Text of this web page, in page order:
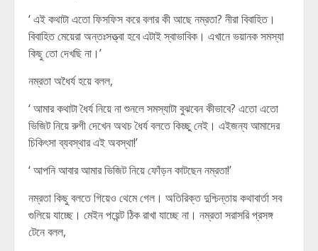
‘ এই কথাটা এতো ফিসফিস করে বলার কী আছে নম্রতা? নীরা বিবাহিত।
বিবাহিত মেয়েরা অন্তঃসত্ত্বা হবে এটাই স্বাভাবিক। এখানে ভয়ানক সমস্যা
কিছু তো দেখছি না।’
নম্রতা অধৈর্য হয়ে বলল,
‘ আমার কথাটা ধৈর্য নিয়ে না শুনলে সমস্যাটা বুঝবেন কীভাবে? এতো এতো
ভিজিট নিয়ে রুগী দেখেন অথচ ধৈর্য বলতে কিচ্ছু নেই। এইজন্য আমাদের
চিকিৎসা ব্যবস্থার এই অবস্থা!’
‘ আপনি আবার আমার ভিজিট নিয়ে ফোঁড়ন কাটছেন নম্রতা!’
নম্রতা কিছু বলতে গিয়েও থেমে গেল। অতিরিক্ত দুশ্চিন্তায় কথাবার্তা সব
গুলিয়ে যাচ্ছে। মেইন পয়েন্ট ঠিক রাখা যাচ্ছে না। নম্রতা সরাসরি প্রসঙ্গ
টেনে বলল,